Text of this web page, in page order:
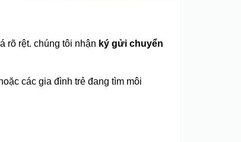
rõ rệt. chúng tôi nhận ký gửi chuyển
các gia đình trẻ đang tìm môi